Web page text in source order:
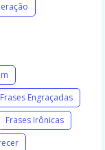
Frases Engraçadas
Frases Irônicas